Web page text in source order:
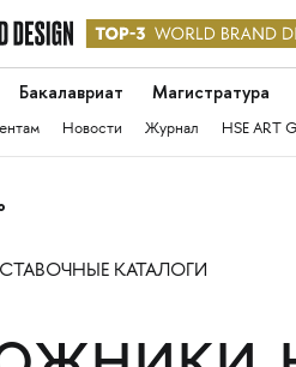
Бакалавриат Магистратура
Новости Журнал HSE ART
КАТАЛОГИ